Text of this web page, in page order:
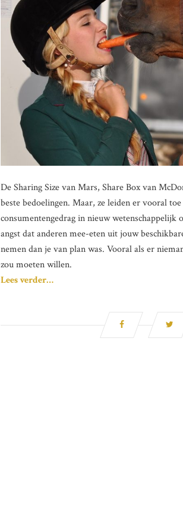
De Sharing Size van Mars, Share Box van
beste bedoelingen. Maar, ze leiden er vooral
consumentengedrag in nieuw
angst dat anderen mee-eten uit jouw
nemen dan je van plan was. Vooral als er
zou moeten willen.
Lees verder…